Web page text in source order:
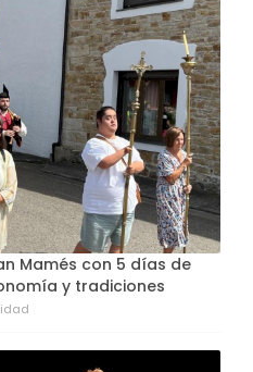
Mamés con 5 días de
y tradiciones